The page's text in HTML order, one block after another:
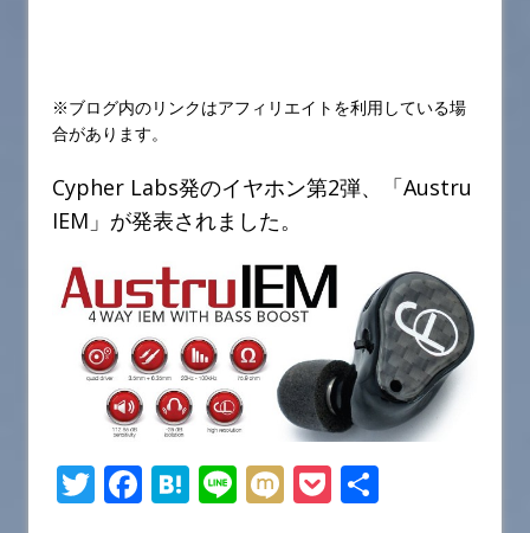
※ブログ内のリンクはアフィリエイトを利用している場
合があります。
Cypher Labs発のイヤホン第2弾、「Austru
IEM」が発表されました。
T F H Li M P